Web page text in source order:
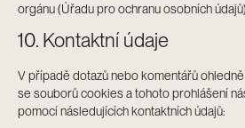
orgánu (Úřadu pro ochranu osobních
10. Kontaktní údaje
V případě dotazů nebo komentářů
se souborů cookies a tohoto prohlášení
pomocí následujících kontaktních údajů: